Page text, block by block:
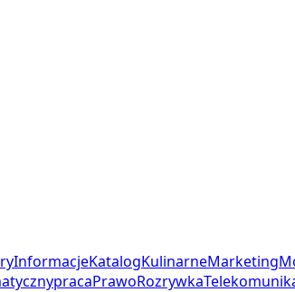
InformacjeKatalogKulinarneMarketing
pracaPrawoRozrywka